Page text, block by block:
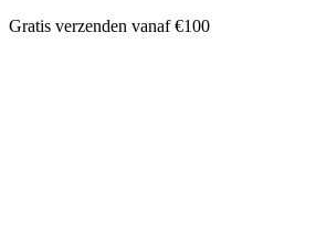
Gratis verzenden vanaf €100